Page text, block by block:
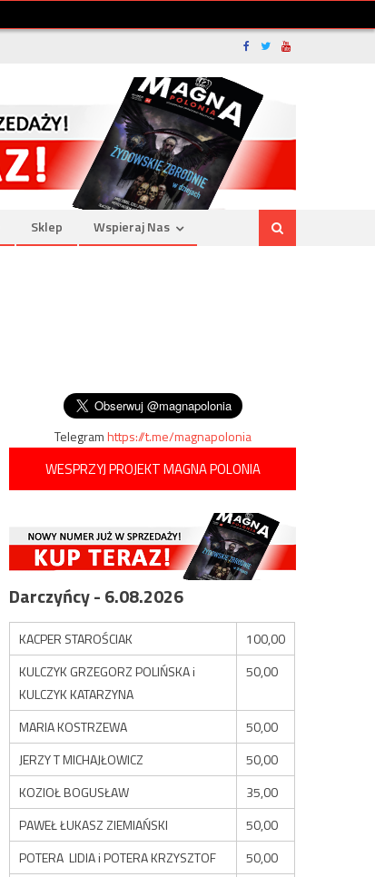
Sklep Wspieraj Nas
Telegramhttps://t.me/magnapolonia
WESPRZYJ PROJEKT MAGNA POLONIA
Darczyńcy - 6.08.2026
KACPER STAROŚCIAK
100,00
KULCZYK GRZEGORZ POLIŃSKA i
KULCZYK KATARZYNA
50,00
MARIA KOSTRZEWA
50,00
JERZY T MICHAJŁOWICZ
50,00
KOZIOŁ BOGUSŁAW
35,00
PAWEŁ ŁUKASZ ZIEMIAŃSKI
50,00
POTERA LIDIA i POTERA KRZYSZTOF
50,00